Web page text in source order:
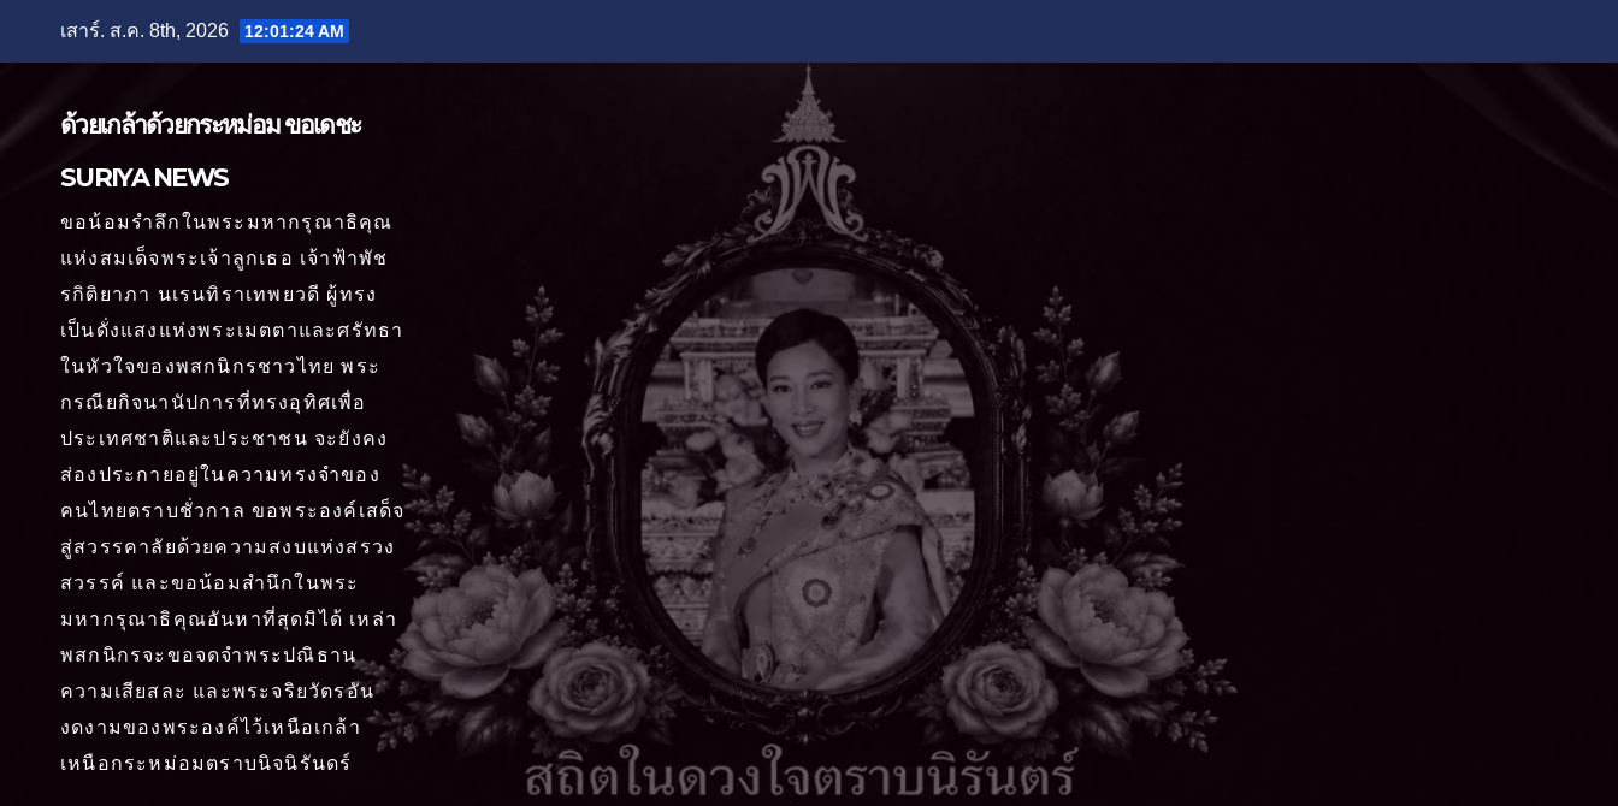
เสาร์. ส.ค. 8th, 2026 12:01:26 AM
ด้วยเกล้าด้วยกระหม่อม ขอเดชะ
SURIYA NEWS
ขอน้อมรำลึกในพระมหากรุณาธิคุณ
แห่งสมเด็จพระเจ้าลูกเธอ เจ้าฟ้าพัช
รกิติยาภา นเรนทิราเทพยวดี ผู้ทรง
เป็นดั่งแสงแห่งพระเมตตาและศรัทธา
ในหัวใจของพสกนิกรชาวไทย พระ
กรณียกิจนานัปการที่ทรงอุทิศเพื่อ
ประเทศชาติและประชาชน จะยังคง
ส่องประกายอยู่ในความทรงจำของ
คนไทยตราบชั่วกาล ขอพระองค์เสด็จ
สู่สวรรคาลัยด้วยความสงบแห่งสรวง
สวรรค์ และขอน้อมสำนึกในพระ
มหากรุณาธิคุณอันหาที่สุดมิได้ เหล่า
พสกนิกรจะขอจดจำพระปณิธาน
ความเสียสละ และพระจริยวัตรอัน
งดงามของพระองค์ไว้เหนือเกล้า
เหนือกระหม่อมตราบนิจนิรันดร์